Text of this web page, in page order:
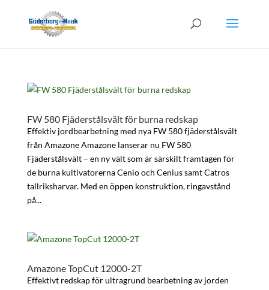
FW 580 Fjäderstålsvält för burna redskap
Effektiv jordbearbetning med nya FW 580 fjäderstålsvält
från Amazone Amazone lanserar nu FW 580
Fjäderstålsvält – en ny vält som är särskilt framtagen för
de burna kultivatorerna Cenio och Cenius samt Catros
tallriksharvar. Med en öppen konstruktion, ringavstånd
på...
Amazone TopCut 12000-2T
Effektivt redskap för ultragrund bearbetning av jorden